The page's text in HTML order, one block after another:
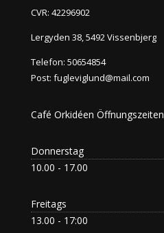
CVR: 42296902
Lergyden 38, 5492 Vissenbjerg
Telefon: 50654854
Post: fugleviglund@mail.com
Café Orkidéen Öffnungszeiten
Donnerstag
10.00 - 17.00
Freitags
13.00 - 17:00